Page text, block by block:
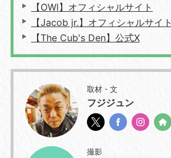
【OWl】オフィシャルサイト
【Jacob jr.】オフィシャルサイト
【The Cub's Den】公式X
取材・文
フジジュン
撮影